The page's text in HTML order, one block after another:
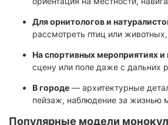
Для орнитологов и
рассмотреть птиц или
На спортивных мероприятиях и
сцену или поле даже с дальних
В городе — архитектурные
пейзаж, наблюдение за жизнью
Популярные модели